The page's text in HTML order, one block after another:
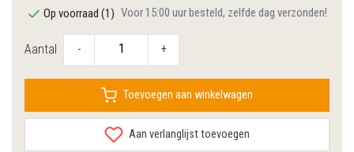
Op voorraad (1) Voor 15:00 uur besteld, zelfde dag verzonden!
Aantal - +
Toevoegen aan winkelwagen
Aan verlanglijst toevoegen